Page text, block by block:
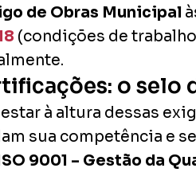
de Obras Municipal
(condições de
o selo
estar à altura dessas
sua competência e
9001 – Gestão da